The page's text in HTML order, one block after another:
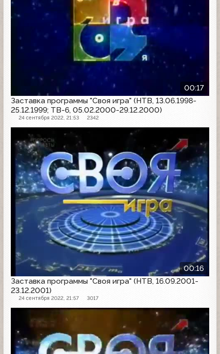
00:17
Заставка программы "Своя игра" (НТВ, 13.06.1998-
25.12.1999; ТВ-6, 05.02.2000-29.12.2000)
24 сентября 2022, 21:53 2342
00:16
Заставка программы "Своя игра" (НТВ, 16.09.2001-
23.12.2001)
24 сентября 2022, 21:57 3017